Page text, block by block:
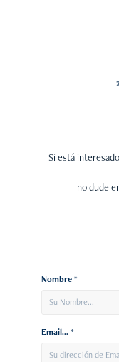
Si está
no dude
Nombre *
Email... *